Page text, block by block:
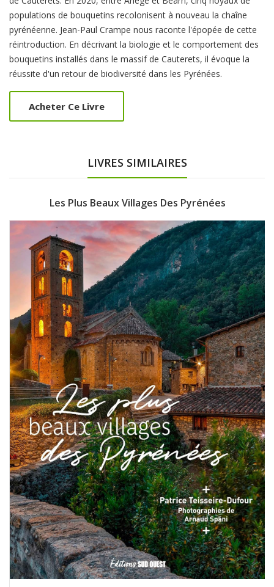
populations de bouquetins recolonisent à nouveau la chaîne
pyrénéenne. Jean-Paul Crampe nous raconte l'épopée de cette
réintroduction. En décrivant la biologie et le comportement des
bouquetins installés dans le massif de Cauterets, il évoque la
réussite d'un retour de biodiversité dans les Pyrénées.
Acheter Ce Livre
LIVRES SIMILAIRES
Les Plus Beaux Villages Des Pyrénées